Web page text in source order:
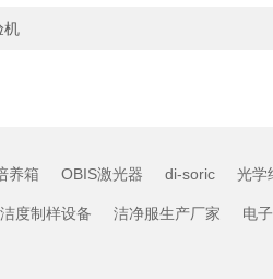
机
养箱 OBIS激光器 di-soric 光学
度制样设备 洁净服生产厂家 电